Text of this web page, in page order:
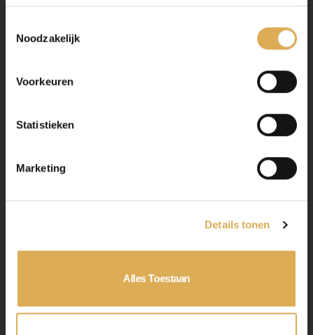
Noodzakelijk
Voorkeuren
Statistieken
Marketing
Details tonen
Alles Toestaan
R-DESIGN Panodak |
Camera | Keyless |
model: